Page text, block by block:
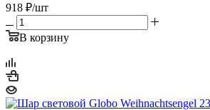
918 ₽/шт
В корзину